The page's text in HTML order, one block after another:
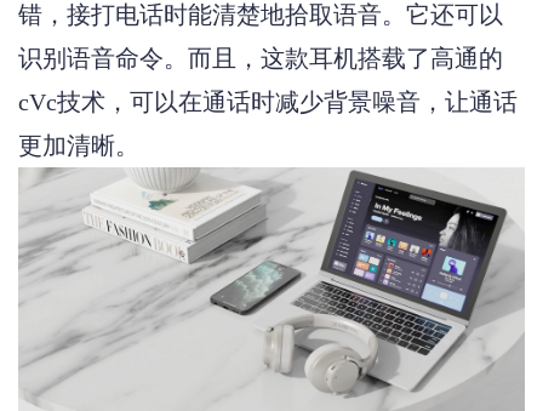
错，接打电话时能清楚地拾取语音。它还可以
识别语音命令。而且，这款耳机搭载了高通的
cVc技术，可以在通话时减少背景噪音，让通话
更加清晰。